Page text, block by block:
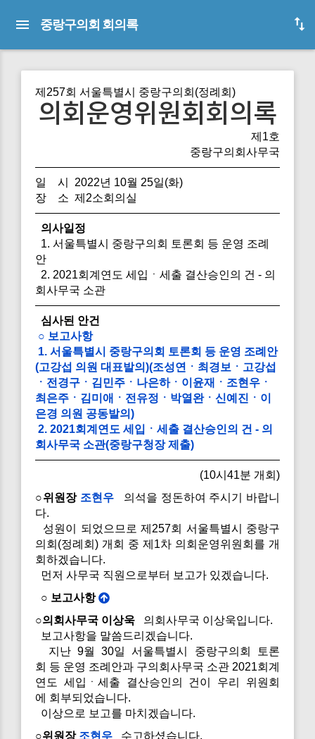
중랑구의회 회의록
제257회 서울특별시 중랑구의회(정례회)
의회운영위원회회의록
제1호
중랑구의회사무국
일 시 2022년 10월 25일(화)
장 소 제2소회의실
의사일정
1. 서울특별시 중랑구의회 토론회 등 운영 조례
안
2. 2021회계연도 세입ㆍ세출 결산승인의 건 - 의
회사무국 소관
심사된 안건
○ 보고사항
1. 서울특별시 중랑구의회 토론회 등 운영 조례안
(고강섭 의원 대표발의)(조성연ㆍ최경보ㆍ고강섭
ㆍ전경구ㆍ김민주ㆍ나은하ㆍ이윤재ㆍ조현우ㆍ
최은주ㆍ김미애ㆍ전유정ㆍ박열완ㆍ신예진ㆍ이
은경 의원 공동발의)
2. 2021회계연도 세입ㆍ세출 결산승인의 건 - 의
회사무국 소관(중랑구청장 제출)
(10시41분 개회)
○위원장 조현우의석을 정돈하여 주시기 바랍니
다.
성원이 되었으므로 제257회 서울특별시 중랑구
의회(정례회) 개회 중 제1차 의회운영위원회를 개
회하겠습니다.
먼저 사무국 직원으로부터 보고가 있겠습니다.
○ 보고사항
○의회사무국 이상욱 의회사무국 이상욱입니다.
보고사항을 말씀드리겠습니다.
지난 9월 30일 서울특별시 중랑구의회 토론
회 등 운영 조례안과 구의회사무국 소관 2021회계
연도 세입ㆍ세출 결산승인의 건이 우리 위원회
에 회부되었습니다.
이상으로 보고를 마치겠습니다.
○위원장 조현우 수고하셨습니다.